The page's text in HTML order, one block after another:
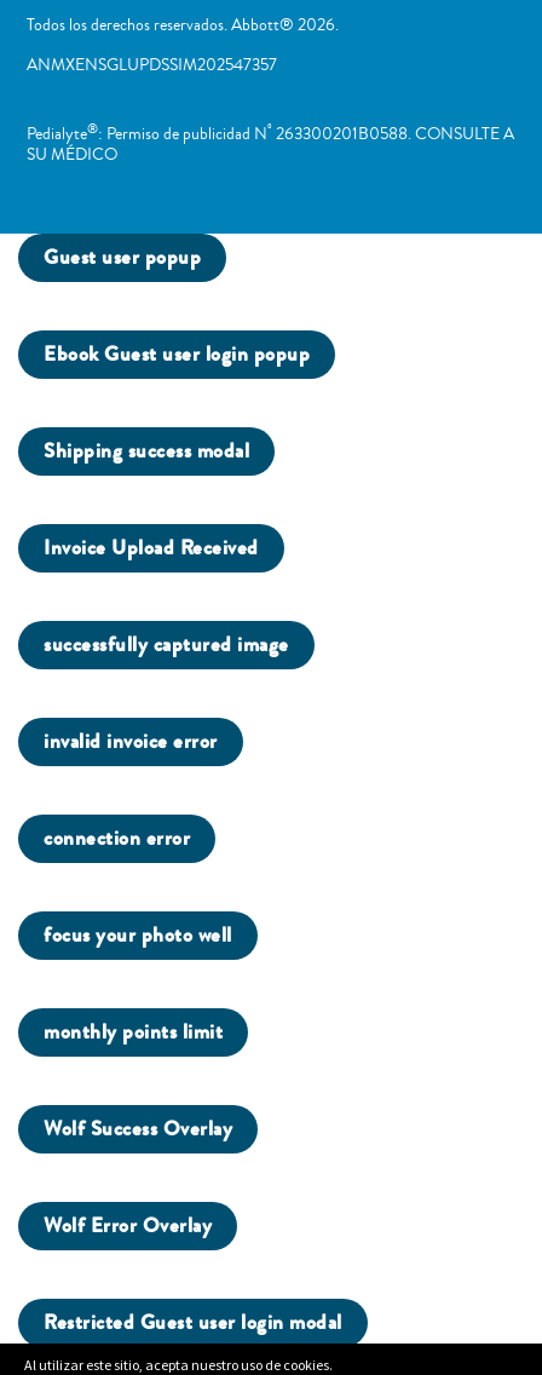
Todos los derechos reservados. Abbott® 2026.
ANMXENSGLUPDSSIM202547357
Pedialyte®: Permiso de publicidad Nº 263300201B0588. CONSULTE A
SU MÉDICO
Guest user popup
Ebook Guest user login popup
Shipping success modal
Invoice Upload Received
successfully captured image
invalid invoice error
connection error
focus your photo well
monthly points limit
Wolf Success Overlay
Wolf Error Overlay
Restricted Guest user login modal
Al utilizar este sitio, acepta nuestro uso de cookies.